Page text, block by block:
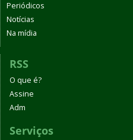
Periódicos
Notícias
Na mídia
RSS
O que é?
Assine
Adm
Serviços